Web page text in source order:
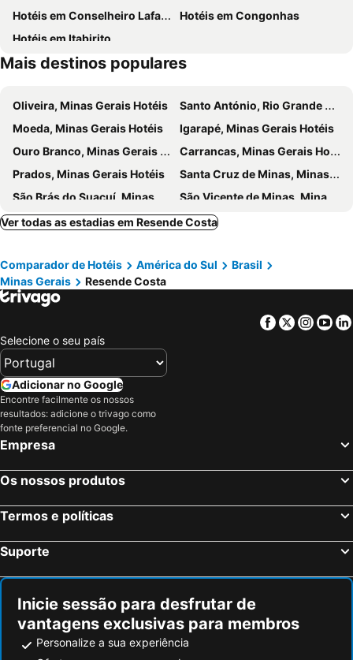
Hotéis em Conselheiro Lafaiete
Hotéis em Congonhas
Hotéis em Itabirito
Mais destinos populares
Oliveira, Minas Gerais Hotéis
Santo António, Rio Grande do Norte Hotéis
Moeda, Minas Gerais Hotéis
Igarapé, Minas Gerais Hotéis
Ouro Branco, Minas Gerais Hotéis
Carrancas, Minas Gerais Hotéis
Prados, Minas Gerais Hotéis
Santa Cruz de Minas, Minas Gerais Hotéis
São Brás do Suaçuí, Minas Gerais Hotéis
São Vicente de Minas, Minas Gerais Hotéis
Mário Campos, Minas Gerais Hotéis
Dores de Campos, Minas Gerais Hotéis
Belo Vale, Minas Gerais Hotéis
Santa Rita de Ibitipoca, Minas Gerais Hotéis
Santos Dumont, Minas Gerais Hotéis
Mercês, Minas Gerais Hotéis
Carandaí, Minas Gerais Hotéis
Diamantina, Minas Gerais Hotéis
Serro, Minas Gerais Hotéis
Augusto de Lima, Minas Gerais Hotéis
São Paulo, São Paulo Hotéis
Natal, Rio Grande do Norte Hotéis
Porto de Galinhas, Pernambuco Hotéis
Maceió, Alagoas Hotéis
Ver todas as estadias em Resende Costa
Comparador de Hotéis América do Sul
Brasil
Minas Gerais
Resende Costa
Facebook
Twitter
Selecione o seu país
Adicionar no Google
Encontre facilmente os nossos
resultados: adicione o trivago como
fonte preferencial no Google.
Empresa
Os nossos produtos
Termos e políticas
Suporte
Inicie sessão para desfrutar de
vantagens exclusivas para membros
Personalize a sua experiência